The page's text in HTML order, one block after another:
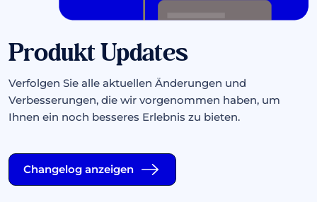
Produkt Updates
Verfolgen Sie alle aktuellen Änderungen und
Verbesserungen, die wir vorgenommen haben, um
Ihnen ein noch besseres Erlebnis zu bieten.
Changelog anzeigen